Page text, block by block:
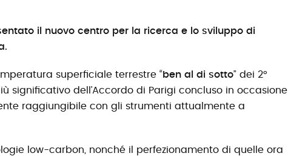
il nuovo centro per la ricerca e lo sviluppo di
superficiale terrestre “ben al di sotto” dei 2°
significativo dell’Accordo di Parigi concluso in occasione
raggiungibile con gli strumenti attualmente a
low-carbon, nonché il perfezionamento di quelle ora